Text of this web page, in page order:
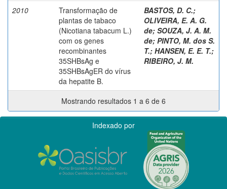
2010
Transformação de
plantas de tabaco
(Nicotiana tabacum L.)
com os genes
recombinantes
35SHBsAg e
35SHBsAgER do vírus
da hepatite B.
BASTOS, D. C.;
OLIVEIRA, E. A. G.
de; SOUZA, J. A. M.
de; PINTO, M. dos S.
T.; HANSEN, E. E. T.;
RIBEIRO, J. M.
Mostrando resultados 1 a 6 de 6
Indexado por